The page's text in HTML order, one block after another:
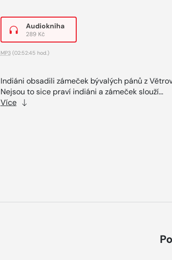
Audiokniha
289 Kč
MP3(02:52:45 hod.)
Indiáni obsadili zámeček bývalých pánů z
Nejsou to sice praví indiáni a zámeček slouží...
Více